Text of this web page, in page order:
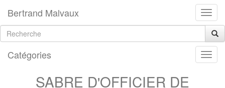
Bertrand Malvaux
Catégories
SABRE D'OFFICIER DE